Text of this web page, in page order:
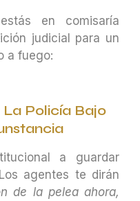
en comisaría
judicial para un
a fuego:
La Policía Bajo
a guardar
agentes te dirán
de la pelea ahora,